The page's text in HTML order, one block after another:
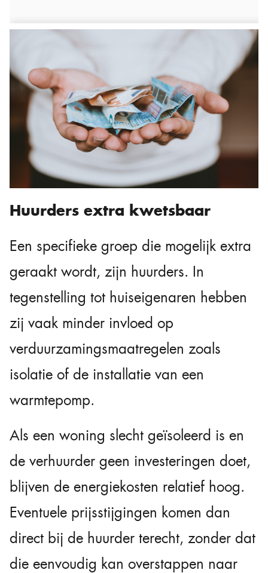
Huurders extra kwetsbaar
Een specifieke groep die mogelijk extra
geraakt wordt, zijn huurders. In
tegenstelling tot huiseigenaren hebben
zij vaak minder invloed op
verduurzamingsmaatregelen zoals
isolatie of de installatie van een
warmtepomp.
Als een woning slecht geïsoleerd is en
de verhuurder geen investeringen doet,
blijven de energiekosten relatief hoog.
Eventuele prijsstijgingen komen dan
direct bij de huurder terecht, zonder dat
die eenvoudig kan overstappen naar